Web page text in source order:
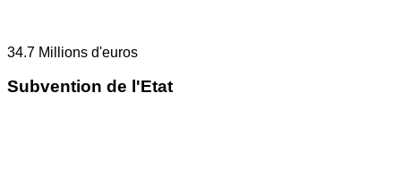
34.7 Millions d'euros
Subvention de l'Etat